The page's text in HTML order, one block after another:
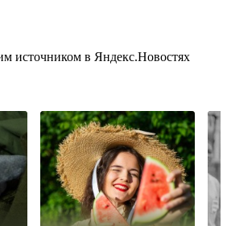
источником в Яндекс.Новостях